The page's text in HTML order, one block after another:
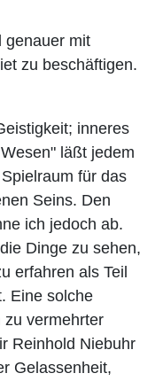
genauer mit
zu beschäftigen.
inneres
läßt jedem
für das
Seins. Den
ich jedoch ab.
Dinge zu sehen,
erfahren als Teil
Eine solche
zu vermehrter
Reinhold Niebuhr
Gelassenheit,